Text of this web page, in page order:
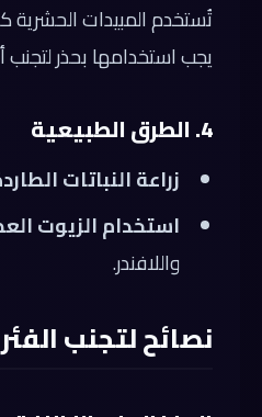
تُستخدم المبيدات
يجب استخدامها بحذر
4. الطرق الطبيعية
زراعة النباتات
استخدام الزيوت
واللافندر.
نصائح لتجنب